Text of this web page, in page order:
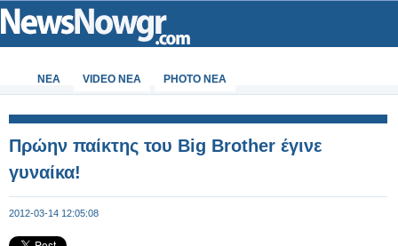
ΝΕΑ VIDEO NEA PHOTO NEA
Πρώην παίκτης του Big Brother έγινε
γυναίκα!
2012-03-14 12:05:08